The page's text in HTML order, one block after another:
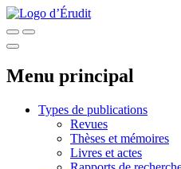
Menu principal
Types de publications
Revues
Thèses et mémoires
Livres et actes